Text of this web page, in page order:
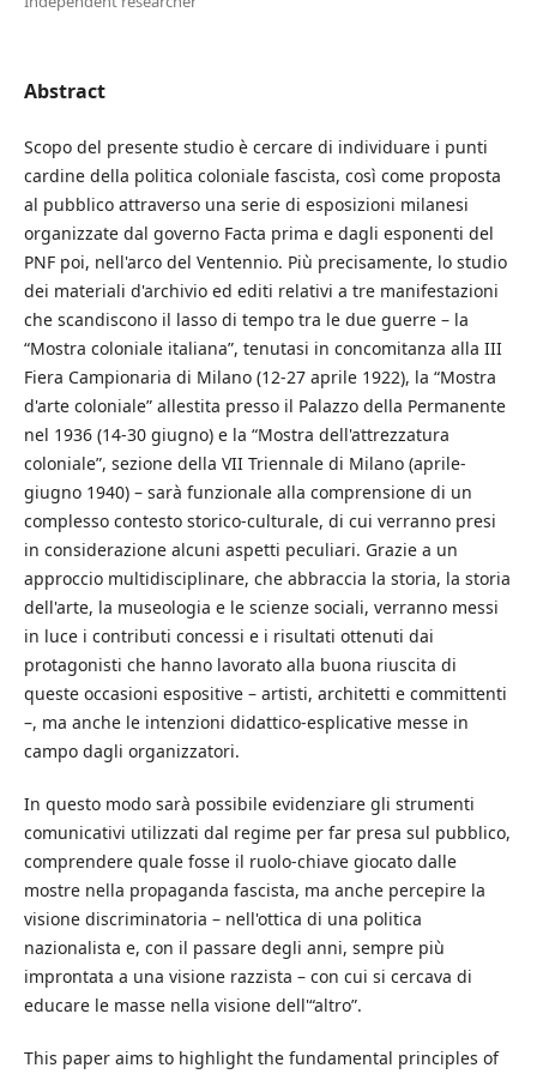
Abstract
Scopo del presente studio è cercare di individuare i punti
cardine della politica coloniale fascista, così come proposta
al pubblico attraverso una serie di esposizioni milanesi
organizzate dal governo Facta prima e dagli esponenti del
PNF poi, nell'arco del Ventennio. Più precisamente, lo studio
dei materiali d'archivio ed editi relativi a tre manifestazioni
che scandiscono il lasso di tempo tra le due guerre – la
“Mostra coloniale italiana”, tenutasi in concomitanza alla III
Fiera Campionaria di Milano (12-27 aprile 1922), la “Mostra
d'arte coloniale” allestita presso il Palazzo della Permanente
nel 1936 (14-30 giugno) e la “Mostra dell'attrezzatura
coloniale”, sezione della VII Triennale di Milano (aprile-
giugno 1940) – sarà funzionale alla comprensione di un
complesso contesto storico-culturale, di cui verranno presi
in considerazione alcuni aspetti peculiari. Grazie a un
approccio multidisciplinare, che abbraccia la storia, la storia
dell'arte, la museologia e le scienze sociali, verranno messi
in luce i contributi concessi e i risultati ottenuti dai
protagonisti che hanno lavorato alla buona riuscita di
queste occasioni espositive – artisti, architetti e committenti
–, ma anche le intenzioni didattico-esplicative messe in
campo dagli organizzatori.
In questo modo sarà possibile evidenziare gli strumenti
comunicativi utilizzati dal regime per far presa sul pubblico,
comprendere quale fosse il ruolo-chiave giocato dalle
mostre nella propaganda fascista, ma anche percepire la
visione discriminatoria – nell'ottica di una politica
nazionalista e, con il passare degli anni, sempre più
improntata a una visione razzista – con cui si cercava di
educare le masse nella visione dell'“altro”.
This paper aims to highlight the fundamental principles of